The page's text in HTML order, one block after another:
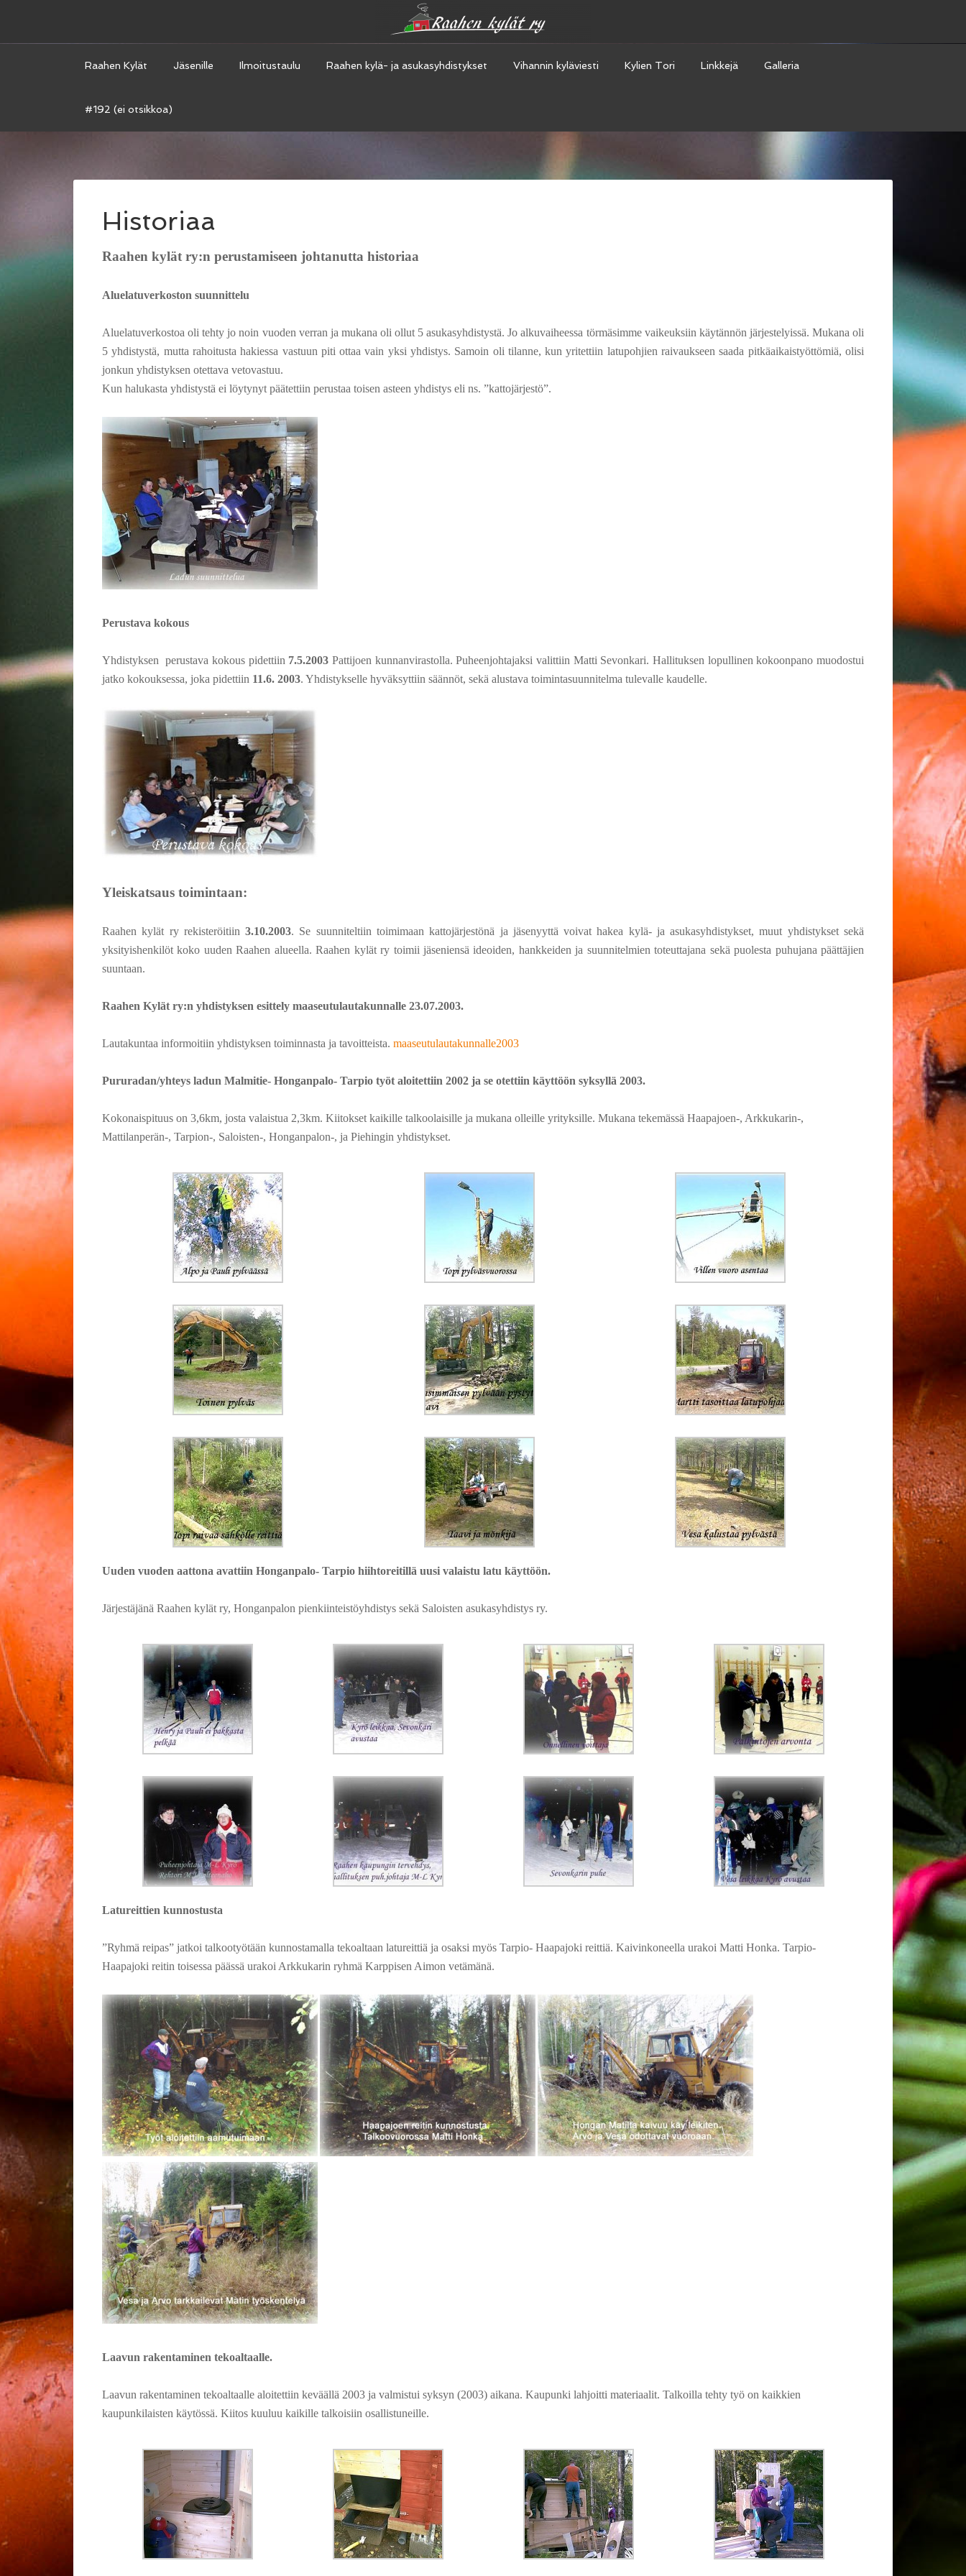
Raahen Kylät Jäsenille Ilmoitustaulu Raahen kylä- ja asukasyhdistykset Vihannin kyläviesti Kylien Tori Linkkejä Galleria
#192 (ei otsikkoa)
Historiaa
Raahen kylät ry:n perustamiseen johtanutta historiaa
Aluelatuverkoston suunnittelu
Aluelatuverkostoa oli tehty jo noin vuoden verran ja mukana oli ollut 5 asukasyhdistystä. Jo alkuvaiheessa törmäsimme vaikeuksiin käytännön järjestelyissä. Mukana oli
5 yhdistystä, mutta rahoitusta hakiessa vastuun piti ottaa vain yksi yhdistys. Samoin oli tilanne, kun yritettiin latupohjien raivaukseen saada pitkäaikaistyöttömiä, olisi
jonkun yhdistyksen otettava vetovastuu.
Kun halukasta yhdistystä ei löytynyt päätettiin perustaa toisen asteen yhdistys eli ns. ”kattojärjestö”.
Perustava kokous
Yhdistyksen perustava kokous pidettiin 7.5.2003 Pattijoen kunnanvirastolla. Puheenjohtajaksi valittiin Matti Sevonkari. Hallituksen lopullinen kokoonpano muodostui
jatko kokouksessa, joka pidettiin 11.6. 2003. Yhdistykselle hyväksyttiin säännöt, sekä alustava toimintasuunnitelma tulevalle kaudelle.
Yleiskatsaus toimintaan:
Raahen kylät ry rekisteröitiin 3.10.2003. Se suunniteltiin toimimaan kattojärjestönä ja jäsenyyttä voivat hakea kylä- ja asukasyhdistykset, muut yhdistykset sekä
yksityishenkilöt koko uuden Raahen alueella. Raahen kylät ry toimii jäseniensä ideoiden, hankkeiden ja suunnitelmien toteuttajana sekä puolesta puhujana päättäjien
suuntaan.
Raahen Kylät ry:n yhdistyksen esittely maaseutulautakunnalle 23.07.2003.
Lautakuntaa informoitiin yhdistyksen toiminnasta ja tavoitteista. maaseutulautakunnalle2003
Pururadan/yhteys ladun Malmitie- Honganpalo- Tarpio työt aloitettiin 2002 ja se otettiin käyttöön syksyllä 2003.
Kokonaispituus on 3,6km, josta valaistua 2,3km. Kiitokset kaikille talkoolaisille ja mukana olleille yrityksille. Mukana tekemässä Haapajoen-, Arkkukarin-,
Mattilanperän-, Tarpion-, Saloisten-, Honganpalon-, ja Piehingin yhdistykset.
Uuden vuoden aattona avattiin Honganpalo- Tarpio hiihtoreitillä uusi valaistu latu käyttöön.
Järjestäjänä Raahen kylät ry, Honganpalon pienkiinteistöyhdistys sekä Saloisten asukasyhdistys ry.
Latureittien kunnostusta
”Ryhmä reipas” jatkoi talkootyötään kunnostamalla tekoaltaan latureittiä ja osaksi myös Tarpio- Haapajoki reittiä. Kaivinkoneella urakoi Matti Honka. Tarpio-
Haapajoki reitin toisessa päässä urakoi Arkkukarin ryhmä Karppisen Aimon vetämänä.
Laavun rakentaminen tekoaltaalle.
Laavun rakentaminen tekoaltaalle aloitettiin keväällä 2003 ja valmistui syksyn (2003) aikana. Kaupunki lahjoitti materiaalit. Talkoilla tehty työ on kaikkien
kaupunkilaisten käytössä. Kiitos kuuluu kaikille talkoisiin osallistuneille.